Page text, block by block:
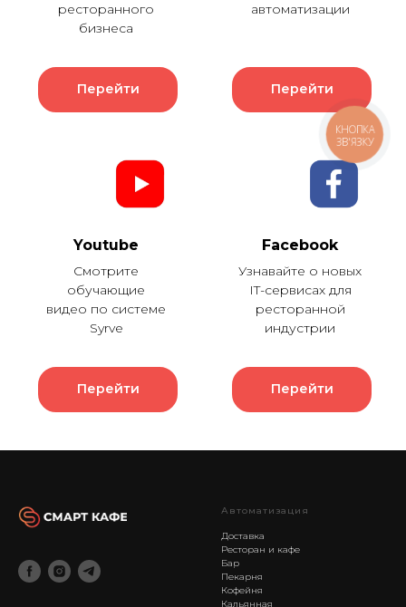
ресторанного
бизнеса
Перейти
автоматизации
Перейти
Youtube
Смотрите
обучающие
видео по системе
Syrve
Перейти
Facebook
Узнавайте о новых
IT-сервисах для
ресторанной
индустрии
Перейти
Автоматизация
Доставка
Ресторан и кафе
Бар
Пекарня
Кофейня
Кальянная
КНОПКА
ЗВ'ЯЗКУ